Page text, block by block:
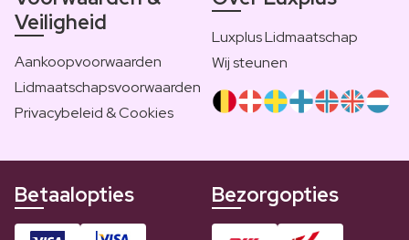
Veiligheid
Aankoopvoorwaarden
Lidmaatschapsvoorwaarden
Privacybeleid & Cookies
Luxplus Lidmaatschap
Wij steunen
Betaalopties Bezorgopties